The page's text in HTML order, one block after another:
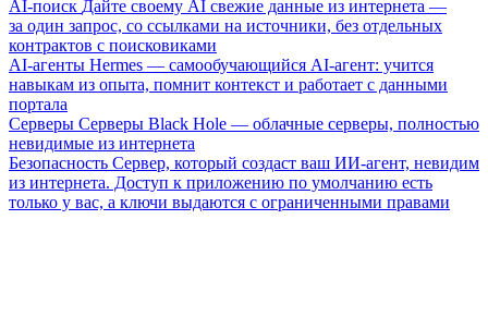
AI-поиск Дайте своему AI свежие данные из интернета —
за один запрос, со ссылками на источники, без отдельных
контрактов с поисковиками
AI-агенты Hermes — самообучающийся AI-агент: учится
навыкам из опыта, помнит контекст и работает с данными
портала
Серверы Серверы Black Hole — облачные серверы, полностью
невидимые из интернета
Безопасность Сервер, который создаст ваш ИИ-агент, невидим
из интернета. Доступ к приложению по умолчанию есть
только у вас, а ключи выдаются с ограниченными правами